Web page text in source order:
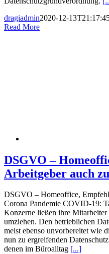
dragiadmin2020-12-
Read More
DSGVO –
Arbeitgeber auch
DSGVO – Homeoffice,
Corona Pandemie COVID-19:
Konzerne ließen ihre
umziehen. Den betrieblichen
meist ebenso unvorbereitet wie
nun zu ergreifenden
denen im Büroalltag [...]